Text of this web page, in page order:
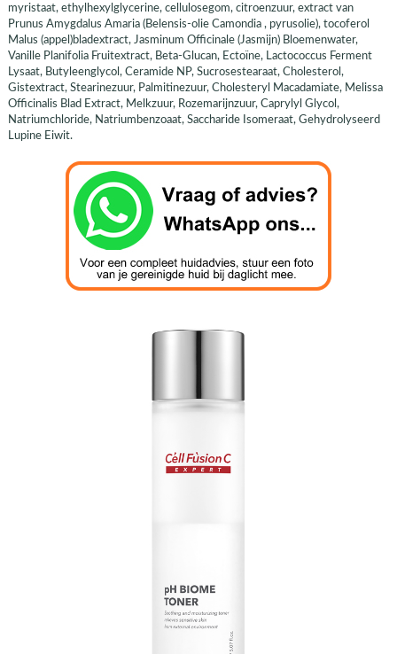
myristaat, ethylhexylglycerine, cellulosegom, citroenzuur, extract van
Prunus Amygdalus Amaria (Belensis-olie Camondia , pyrusolie), tocoferol
Malus (appel)bladextract, Jasminum Officinale (Jasmijn) Bloemenwater,
Vanille Planifolia Fruitextract, Beta-Glucan, Ectoïne, Lactococcus Ferment
Lysaat, Butyleenglycol, Ceramide NP, Sucrosestearaat, Cholesterol,
Gistextract, Stearinezuur, Palmitinezuur, Cholesteryl Macadamiate, Melissa
Officinalis Blad Extract, Melkzuur, Rozemarijnzuur, Caprylyl Glycol,
Natriumchloride, Natriumbenzoaat, Saccharide Isomeraat, Gehydrolyseerd
Lupine Eiwit.